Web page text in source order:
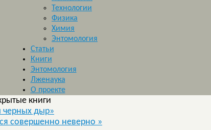
Технологии
Физика
Химия
Энтомология
Статьи
Книги
Энтомология
Лженаука
О проекте
книги
черных дыр»
совершенно неверно »